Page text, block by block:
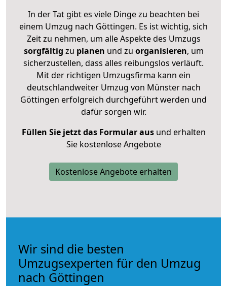
In der Tat gibt es viele Dinge zu beachten bei
einem Umzug nach Göttingen. Es ist wichtig, sich
Zeit zu nehmen, um alle Aspekte des Umzugs
sorgfältig zu planen und zu organisieren, um
sicherzustellen, dass alles reibungslos verläuft.
Mit der richtigen Umzugsfirma kann ein
deutschlandweiter Umzug von Münster nach
Göttingen erfolgreich durchgeführt werden und
dafür sorgen wir.
Füllen Sie jetzt das Formular ausund erhalten
Sie kostenlose Angebote
Kostenlose Angebote erhalten
Wir sind die besten
Umzugsexperten für den Umzug
nach Göttingen